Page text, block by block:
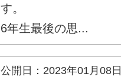
す。
6年生最後の思...
公開日：2023年01月08日